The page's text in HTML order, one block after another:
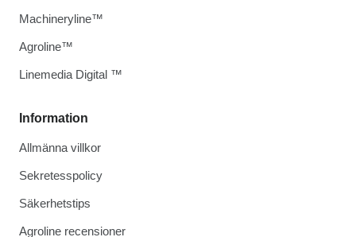
Information
Allmänna villkor
Sekretesspolicy
Säkerhetstips
Agroline recensioner
Machineryline™
Agroline™
Linemedia Digital ™